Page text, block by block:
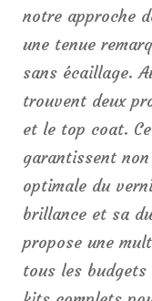
notre approche
une tenue
sans écaillage.
trouvent deux
et le top coat.
garantissent
optimale du
brillance et sa
propose une
tous les